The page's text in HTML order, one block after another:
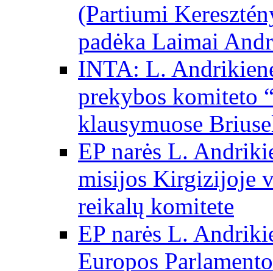
(Partiumi
padėka Laimai
INTA: L.
prekybos komiteto
klausymuose
EP narės L.
misijos Kirgizijoje
reikalų komitete
EP narės L.
Europos